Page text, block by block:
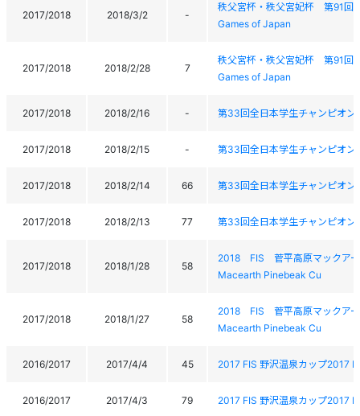
2017/2018 2018/3/2 -
秩父宮杯・秩父宮妃杯 第91回
Games of Japan
2017/2018 2018/2/28 7
秩父宮杯・秩父宮妃杯 第91回
Games of Japan
2017/2018 2018/2/16 - 第33回全日本学生チャンピオ
2017/2018 2018/2/15 - 第33回全日本学生チャンピオ
2017/2018 2018/2/14 66 第33回全日本学生チャンピオ
2017/2018 2018/2/13 77 第33回全日本学生チャンピオ
2017/2018 2018/1/28 58
2018 FIS 菅平高原マックア
Macearth Pinebeak Cu
2017/2018 2018/1/27 58
2018 FIS 菅平高原マックア
Macearth Pinebeak Cu
2016/2017 2017/4/4 45 2017 FIS 野沢温泉カップ2017
2016/2017 2017/4/3 79 2017 FIS 野沢温泉カップ2017